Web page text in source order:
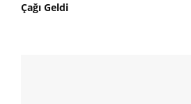
Çağı Geldi